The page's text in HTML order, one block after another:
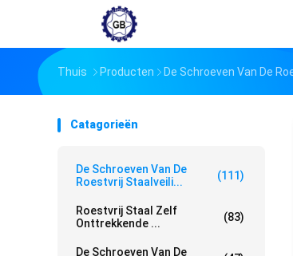
Thuis Producten De Schroeven Van De
Catagorieën
De Schroeven Van De
Roestvrij Staalveili...
(111)
Roestvrij Staal Zelf
Onttrekkende ...
(83)
De Schroeven Van De